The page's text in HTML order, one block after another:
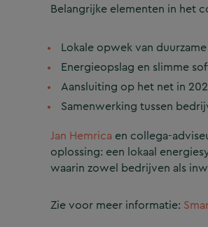
Belangrijke elementen in het
Lokale opwek van duurzame
Energieopslag en slimme
Aansluiting op het net in
Samenwerking tussen
Jan Hemrica en collega-
oplossing: een lokaal
waarin zowel bedrijven als
Zie voor meer informatie: